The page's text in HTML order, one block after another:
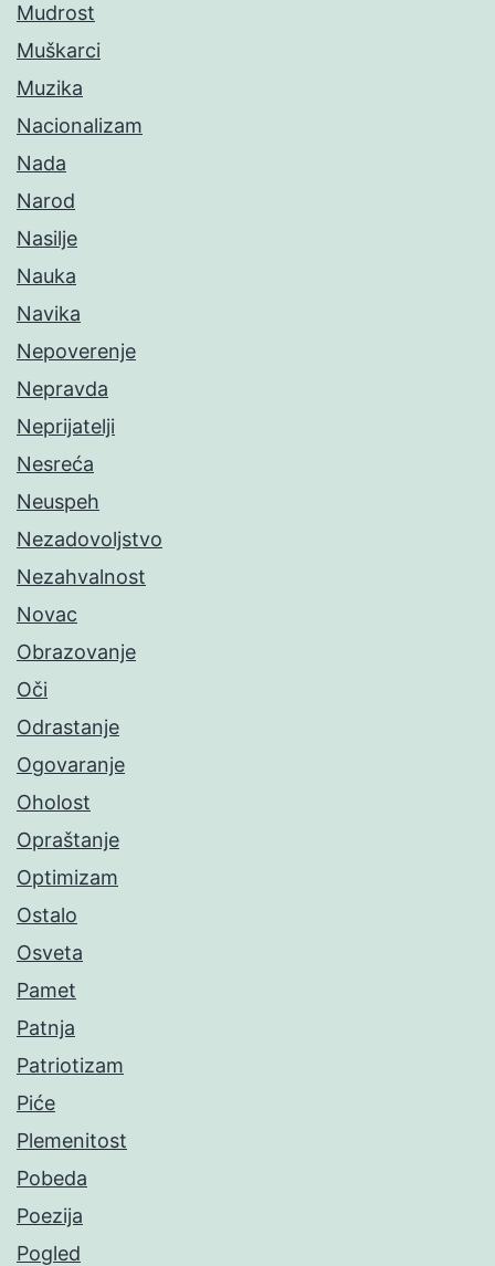
Mudrost
Muškarci
Muzika
Nacionalizam
Nada
Narod
Nasilje
Nauka
Navika
Nepoverenje
Nepravda
Neprijatelji
Nesreća
Neuspeh
Nezadovoljstvo
Nezahvalnost
Novac
Obrazovanje
Oči
Odrastanje
Ogovaranje
Oholost
Opraštanje
Optimizam
Ostalo
Osveta
Pamet
Patnja
Patriotizam
Piće
Plemenitost
Pobeda
Poezija
Pogled